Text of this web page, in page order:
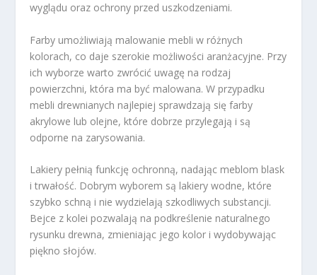
wyglądu oraz ochrony przed uszkodzeniami.
Farby umożliwiają malowanie mebli w różnych
kolorach, co daje szerokie możliwości aranżacyjne. Przy
ich wyborze warto zwrócić uwagę na rodzaj
powierzchni, która ma być malowana. W przypadku
mebli drewnianych najlepiej sprawdzają się farby
akrylowe lub olejne, które dobrze przylegają i są
odporne na zarysowania.
Lakiery pełnią funkcję ochronną, nadając meblom blask
i trwałość. Dobrym wyborem są lakiery wodne, które
szybko schną i nie wydzielają szkodliwych substancji.
Bejce z kolei pozwalają na podkreślenie naturalnego
rysunku drewna, zmieniając jego kolor i wydobywając
piękno słojów.